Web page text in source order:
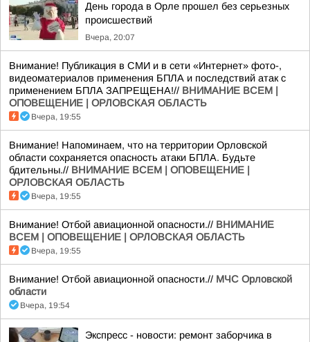
День города в Орле прошел без серьезных
происшествий
Вчера, 20:07
Внимание! Публикация в СМИ и в сети «Интернет» фото-,
видеоматериалов применения БПЛА и последствий атак с
применением БПЛА ЗАПРЕЩЕНА!// ВНИМАНИЕ ВСЕМ |
ОПОВЕЩЕНИЕ | ОРЛОВСКАЯ ОБЛАСТЬ
Вчера, 19:55
Внимание! Напоминаем, что на территории Орловской
области сохраняется опасность атаки БПЛА. Будьте
бдительны.// ВНИМАНИЕ ВСЕМ | ОПОВЕЩЕНИЕ |
ОРЛОВСКАЯ ОБЛАСТЬ
Вчера, 19:55
Внимание! Отбой авиационной опасности.// ВНИМАНИЕ
ВСЕМ | ОПОВЕЩЕНИЕ | ОРЛОВСКАЯ ОБЛАСТЬ
Вчера, 19:55
Внимание! Отбой авиационной опасности.// МЧС Орловской
области
Вчера, 19:54
Экспресс - новости: ремонт заборчика в